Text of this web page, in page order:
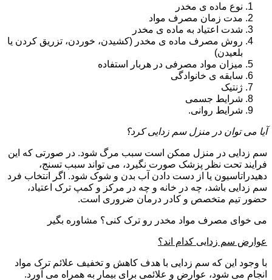
نوع ماده ی مخدر
مدت زمان مصرف مواد
شدت اعتیاد به ماده ی مخدر
روش مصرف ماده ی مخدر (کشیدن، خوردن، تزریق کردن یا
بلعیدن)
میزان مواد مصرفی در هربار استفاده
سابقه ی خانوادگی
ژنتیک
شرایط جسمی
شرایط روانی.
آیا می توان در منزل سم زدایی کرد؟
سم زدایی در منزل ممکن است سبب مرگ شود. در صورتی که این
فرایند تحت نظر پزشک صورت نگیرد، می تواند سبب تسنج،
دهیدراتاسیون یا از دست دادن آب بدن و شوک شود. اگر انتخاب فرد
سم زدایی باشد، چه در خانه و چه در مرکز و کمپ ترک اعتیاد،
حضور تیم متخصص و کادر درمان ضروری است.
می خوای مصرف مواد مخدر رو ترک کنی؟ مشاوره بگیر
عوارض سم زدایی کدام اند؟
با وجود این که سم زدایی با هدف کاهش و تخفیف علائم ترک مواد
انجام می شود، عوارض و علائمی برای بیمار به همراه می آورد.